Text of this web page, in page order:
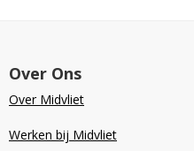
Over Ons
Over Midvliet
Werken bij Midvliet